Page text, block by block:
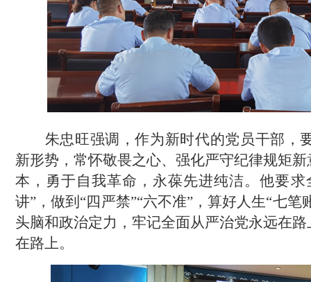
朱忠旺强调，作为新时代的党员干部 ，
新形势，常怀敬畏之心、强化严守纪律规矩
本， 勇于自我革命，永葆先进纯洁。他要求
讲”，做到“四严禁”“六不准”，算好人生“七
头脑和政治定力，牢记全面从严治党永远在
在路上。